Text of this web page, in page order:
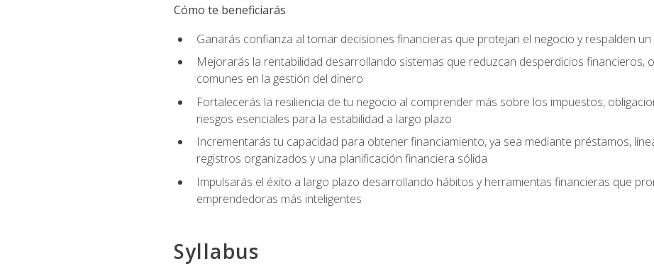
Cómo te beneficiarás
Ganarás confianza al tomar decisiones financieras que protejan el negocio y respalden
Mejorarás la rentabilidad desarrollando sistemas que reduzcan desperdicios financieros,
comunes en la gestión del dinero
Fortalecerás la resiliencia de tu negocio al comprender más sobre los impuestos,
riesgos esenciales para la estabilidad a largo plazo
Incrementarás tu capacidad para obtener financiamiento, ya sea mediante préstamos,
registros organizados y una planificación financiera sólida
Impulsarás el éxito a largo plazo desarrollando hábitos y herramientas financieras que
emprendedoras más inteligentes
Syllabus